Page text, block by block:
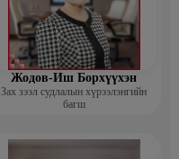
Жодов-Иш Борхүүхэн
Зах зээл судлалын хүрээлэнгийн
багш